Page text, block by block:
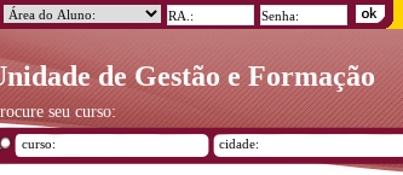
de Gestão e Formação
seu curso: